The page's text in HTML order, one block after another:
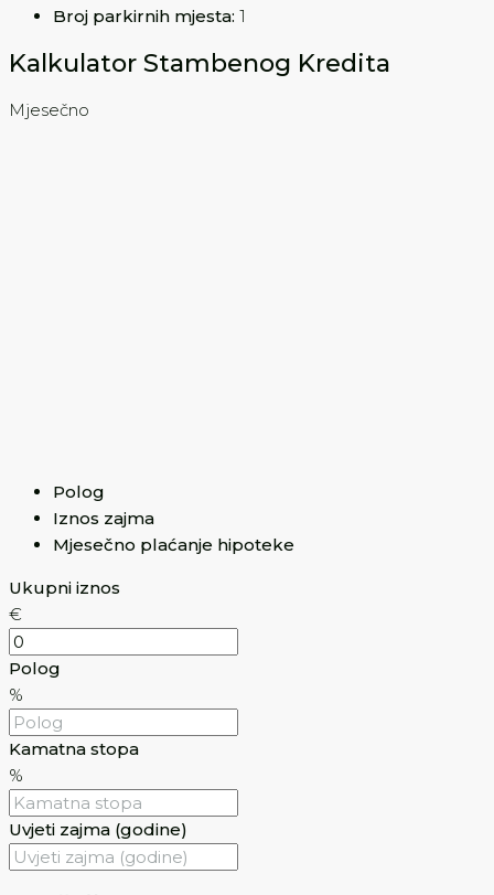
Broj parkirnih mjesta: 1
Kalkulator Stambenog Kredita
Mjesečno
Polog
Iznos zajma
Mjesečno plaćanje hipoteke
Ukupni iznos
€
Polog
%
Kamatna stopa
%
Uvjeti zajma (godine)